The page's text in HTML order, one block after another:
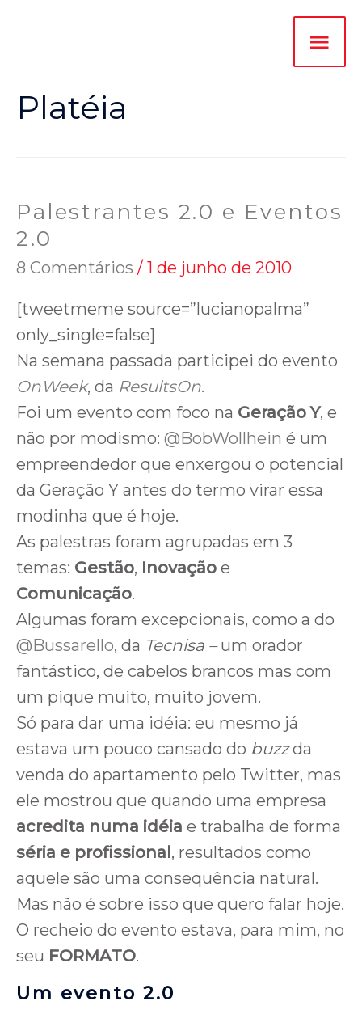
Platéia
Palestrantes 2.0 e Eventos
2.0
8 Comentários / 1 de junho de 2010
[tweetmeme source=”lucianopalma”
only_single=false]
Na semana passada participei do evento
OnWeek, da ResultsOn.
Foi um evento com foco na Geração Y, e
não por modismo: @BobWollhein é um
empreendedor que enxergou o potencial
da Geração Y antes do termo virar essa
modinha que é hoje.
As palestras foram agrupadas em 3
temas: Gestão, Inovação e
Comunicação.
Algumas foram excepcionais, como a do
@Bussarello, da Tecnisa –um orador
fantástico, de cabelos brancos mas com
um pique muito, muito jovem.
Só para dar uma idéia: eu mesmo já
estava um pouco cansado do buzzda
venda do apartamento pelo Twitter, mas
ele mostrou que quando uma empresa
acredita numa idéia e trabalha de forma
séria e profissional, resultados como
aquele são uma consequência natural.
Mas não é sobre isso que quero falar hoje.
O recheio do evento estava, para mim, no
seu FORMATO.
Um evento 2.0